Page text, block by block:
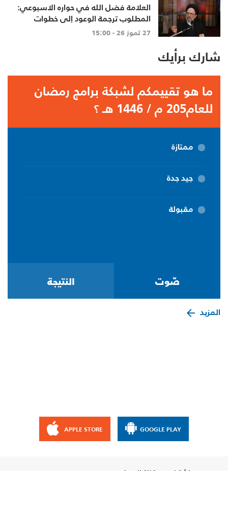
العلامة فضل الله في حواره الاسبوعي:
المطلوب ترجمة الوعود إلى خطوات
تنهي الاحتلال وتعيد الأهالي وتطلق
الاعمار
27 تموز 26 - 15:00
شارك برأيك
ما هو تقييمكم لشبكة برامج رمضان
للعام205 م / 1446 هـ ؟
ممتازة
جيد جدة
مقبولة
المزيد
GOOGLE PLAY
APPLE STORE
إشترك مع قناة الإيمان